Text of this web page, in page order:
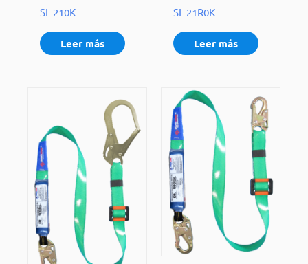
SL 210K
Leer más
SL 21R0K
Leer más